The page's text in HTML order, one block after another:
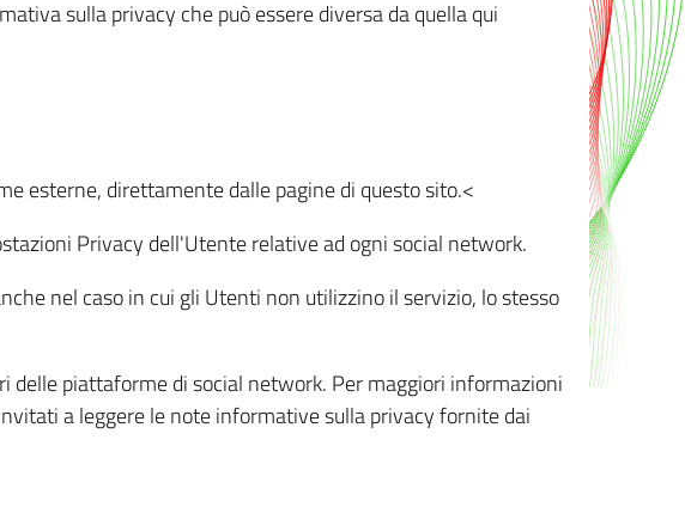
sulla privacy che può essere diversa da quella qui
esterne, direttamente dalle pagine di questo sito.<
Privacy dell'Utente relative ad ogni social network.
nel caso in cui gli Utenti non utilizzino il servizio, lo stesso
delle piattaforme di social network. Per maggiori informazioni
a leggere le note informative sulla privacy fornite dai